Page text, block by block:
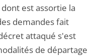
est assortie la
demandes fait
attaqué s'est
de départage